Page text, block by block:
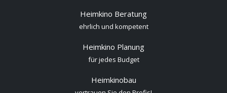
Heimkino Beratung
ehrlich und kompetent
Heimkino Planung
für jedes Budget
Heimkinobau